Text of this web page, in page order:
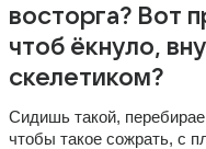
восторга? Вот
чтоб ёкнуло,
скелетиком?
Сидишь такой,
чтобы такое сожрать, с